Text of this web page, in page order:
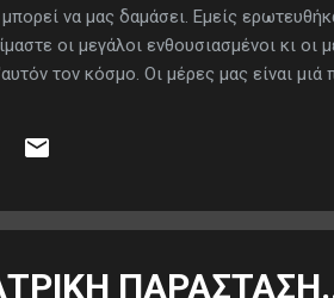
να μας δαμάσει. Εμείς
οι μεγάλοι ενθουσιασμένοι κι
τον κόσμο. Οι μέρες μας είναι